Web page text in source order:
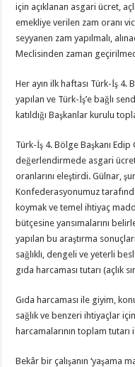
için açıklanan asgari ücret,
emekliye verilen zam oranı
seyyanen zam yapılmalı,
Meclisinden zaman
Her ayın ilk haftası Türk-İş 4.
yapılan ve Türk-İş’e bağlı
katıldığı Başkanlar kurulu
Türk-İş 4. Bölge Başkanı Edip
değerlendirmede asgari ücret
oranlarını eleştirdi. Gülnar,
Konfederasyonumuz
koymak ve temel ihtiyaç
bütçesine yansımalarını
yapılan bu araştırma
sağlıklı, dengeli ve yeterli
gıda harcaması tutarı (açlık
Gıda harcaması ile giyim,
sağlık ve benzeri ihtiyaçlar
harcamalarının toplam tutarı
Bekâr bir çalışanın ‘yaşama